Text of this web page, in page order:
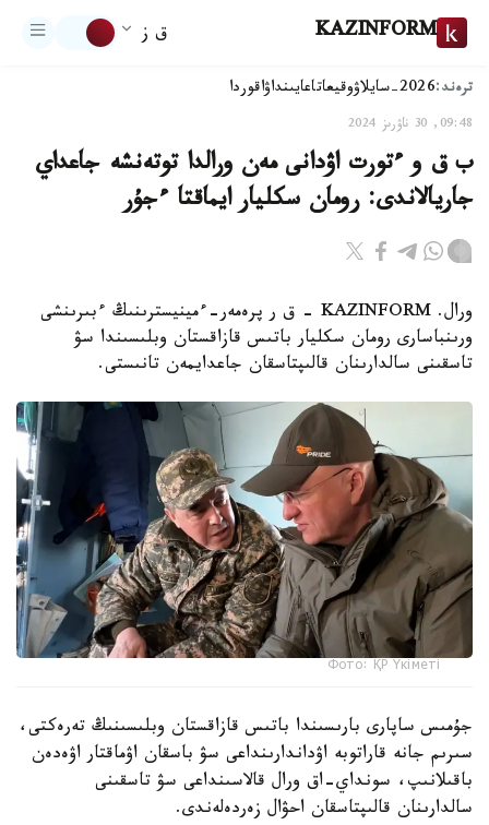
KAZINFORM ق ز
ترەند:2026-سايلاۋ وقيعاتاعايىنداۋاقوردا
09:48, 30 ناۋرىز 2024
ب ق و ءتورت اۋدانى مەن ورالدا توتەنشە جاعداي
جاريالاندى: رومان سكليار ايماقتا ءجۇر
ورال. KAZINFORM – ق ر پرەمەر-ءمينيسترىنىڭ ءبىرىنشى
ورىنباسارى رومان سكليار باتىس قازاقستان وبلىسىندا سۋ
تاسقىنى سالدارىنان قالىپتاسقان جاعدايمەن تانىستى.
Фото: ҚР Үкіметі
جۇمىس ساپارى بارىسىندا باتىس قازاقستان وبلىسىنىڭ تەرەكتى،
سىرىم جانە قاراتوبە اۋداندارىنداعى سۋ باسقان اۋماقتار اۋەدەن
باقىلانىپ، سونداي-اق ورال قالاسىنداعى سۋ تاسقىنى
سالدارىنان قالىپتاسقان احۋال زەردەلەندى.